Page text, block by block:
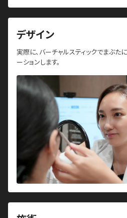
デザイン
実際に、バーチャルスティックでまぶた
ーションします。